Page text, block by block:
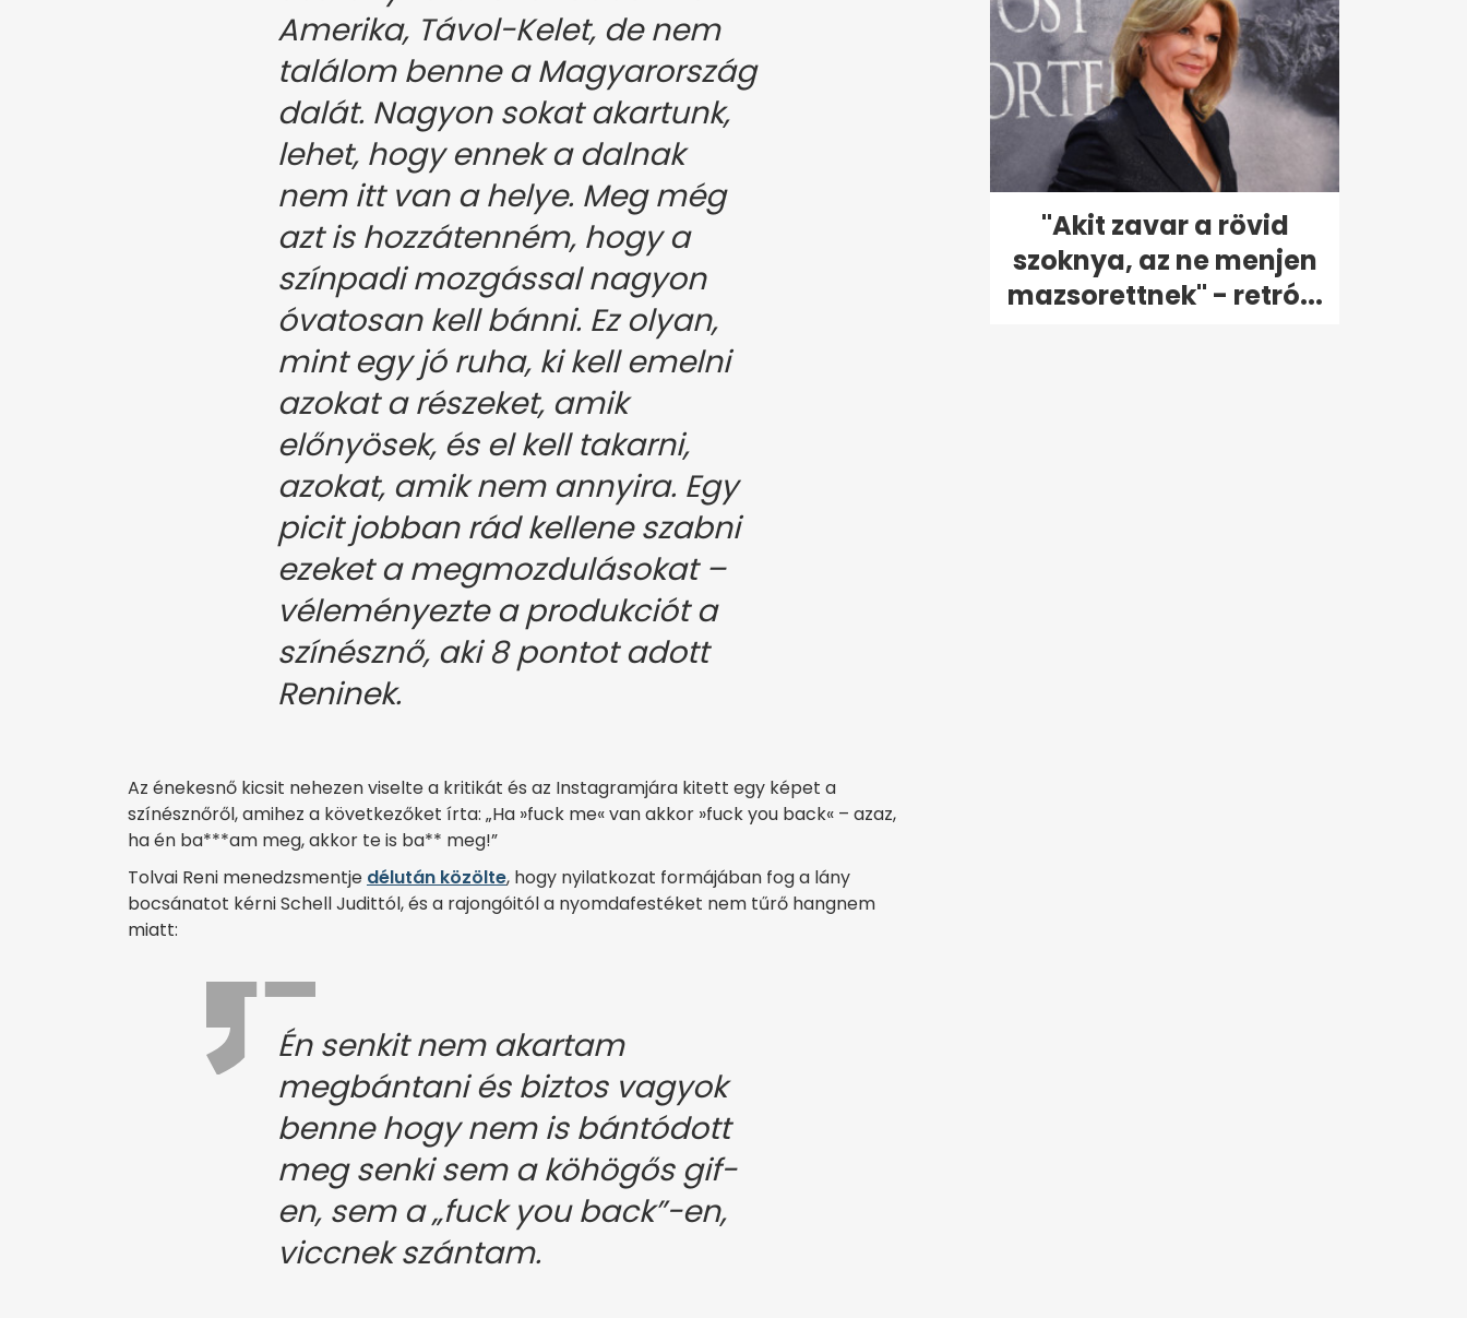
Amerika, Távol-Kelet, de nem
találom benne a Magyarország
dalát. Nagyon sokat akartunk,
lehet, hogy ennek a dalnak
nem itt van a helye. Meg még
azt is hozzátenném, hogy a
színpadi mozgással nagyon
óvatosan kell bánni. Ez olyan,
mint egy jó ruha, ki kell emelni
azokat a részeket, amik
előnyösek, és el kell takarni,
azokat, amik nem annyira. Egy
picit jobban rád kellene szabni
ezeket a megmozdulásokat –
véleményezte a produkciót a
színésznő, aki 8 pontot adott
Reninek.
Az énekesnő kicsit nehezen viselte a kritikát és az Instagramjára kitett egy képet a
színésznőről, amihez a következőket írta: „Ha »fuck me« van akkor »fuck you back« – azaz,
ha én ba***am meg, akkor te is ba** meg!”
Tolvai Reni menedzsmentje délután közölte, hogy nyilatkozat formájában fog a lány
bocsánatot kérni Schell Judittól, és a rajongóitól a nyomdafestéket nem tűrő hangnem
miatt:
Én senkit nem akartam
megbántani és biztos vagyok
benne hogy nem is bántódott
meg senki sem a köhögős gif-
en, sem a „fuck you back”-en,
viccnek szántam.
"Akit zavar a rövid
szoknya, az ne menjen
mazsorettnek" - retró...